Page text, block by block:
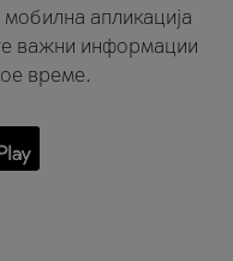
апликација
важни информации
време.